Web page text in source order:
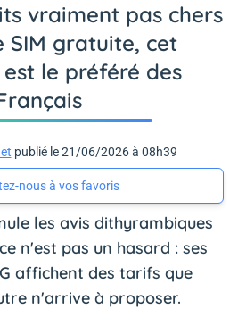
vraiment pas chers
SIM gratuite, cet
le préféré des
publié le 21/06/2026 à 08h39
nous à vos favoris
les avis dithyrambiques
n'est pas un hasard : ses
affichent des tarifs que
n'arrive à proposer.